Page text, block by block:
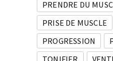
PRENDRE DU
PRISE DE MUSCLE
PROGRESSION